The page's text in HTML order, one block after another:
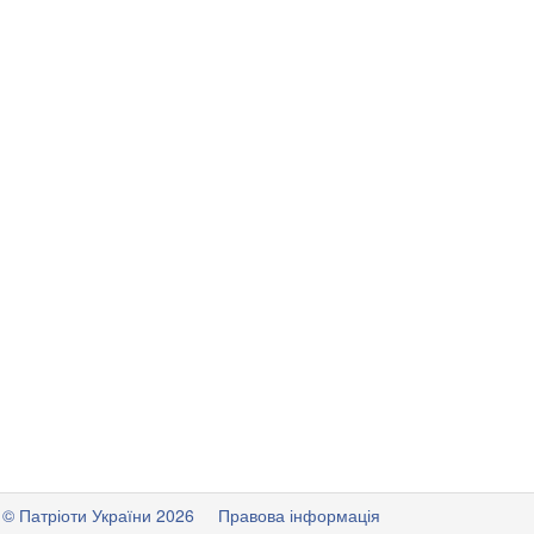
© Патріоти України 2026 Правова інформація